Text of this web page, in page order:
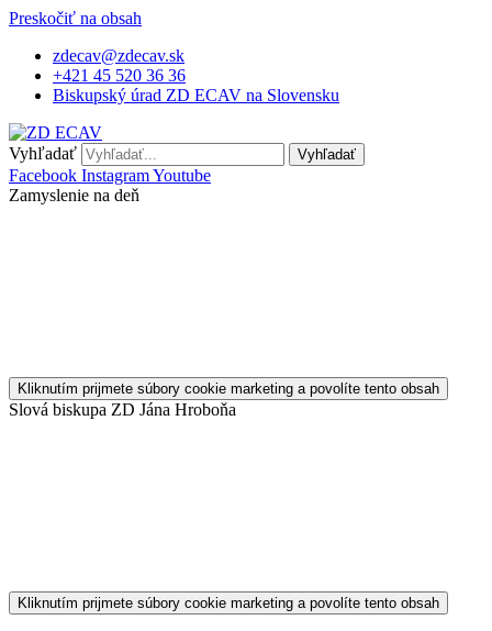
Preskočiť na obsah
zdecav@zdecav.sk
+421 45 520 36 36
Biskupský úrad ZD ECAV na Slovensku
Vyhľadať Vyhľadať
Facebook InstagramYoutube
Zamyslenie na deň
Kliknutím prijmete súbory cookie marketing a povolíte tento obsah
Slová biskupa ZD Jána Hroboňa
Kliknutím prijmete súbory cookie marketing a povolíte tento obsah